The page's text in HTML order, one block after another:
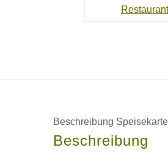
Beschreibung Speisekarte
Beschreibung